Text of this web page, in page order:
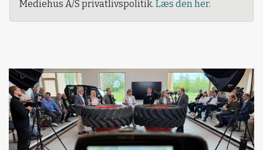
Mediehus A/S privatlivspolitik. Læs den her.